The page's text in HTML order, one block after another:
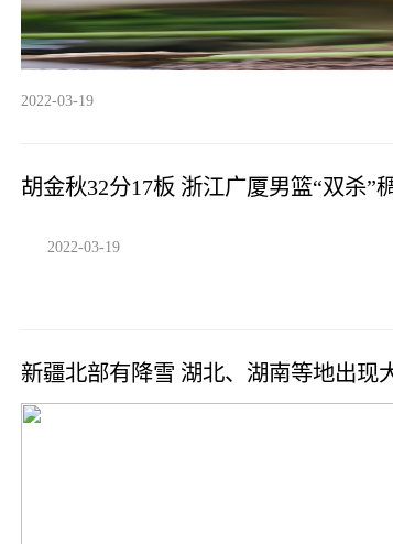
2022-03-19
胡金秋32分17板 浙江广厦男篮“双杀”
2022-03-19
新疆北部有降雪 湖北、湖南等地出现